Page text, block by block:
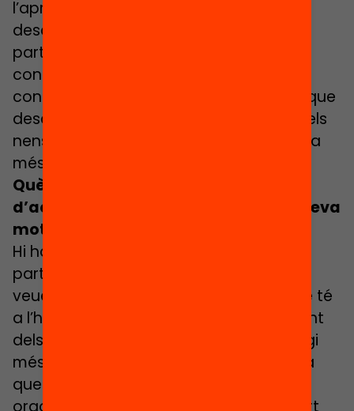
l’aprenentatge fora de l’escola el
descobreixin, i això els empodera:
participen en diferents activitats sent
conscients que allò els està aportant
coneixement i té una utilitat. A mesura que
descobreixen i valoren l’aprenentatge, els
nens i nenes volen anar ampliant encara
més el seu camp d’experimentació.
Què n’obtenen, els agents impulsors,
d’aquesta participació? Quina és la seva
motivació principal?
Hi ha moltíssimes persones que volen
participar en el passaport perquè en
veuen el paper clau, la importància que té
a l’hora d’esperonar el desenvolupament
dels infants. Hem aconseguit que hi hagi
més de 110.000 passaports a Anglaterra
que es lliuren cada any. Hi ha moltes
organitzacions que en volen formar part